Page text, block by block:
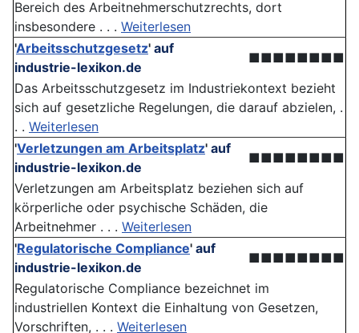
Bereich des Arbeitnehmerschutzrechts, dort
insbesondere . . . Weiterlesen
'Arbeitsschutzgesetz' auf
industrie-lexikon.de
■■■■■■■■
Das Arbeitsschutzgesetz im Industriekontext bezieht
sich auf gesetzliche Regelungen, die darauf abzielen, .
. . Weiterlesen
'Verletzungen am Arbeitsplatz' auf
industrie-lexikon.de
■■■■■■■■
Verletzungen am Arbeitsplatz beziehen sich auf
körperliche oder psychische Schäden, die
Arbeitnehmer . . . Weiterlesen
'Regulatorische Compliance' auf
industrie-lexikon.de
■■■■■■■■
Regulatorische Compliance bezeichnet im
industriellen Kontext die Einhaltung von Gesetzen,
Vorschriften, . . . Weiterlesen